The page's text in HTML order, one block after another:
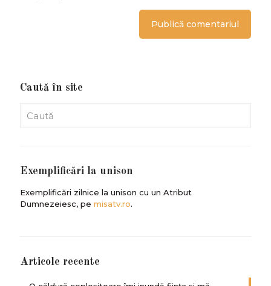
Caută în site
Exemplificări la unison
Exemplificări zilnice la unison cu un Atribut
Dumnezeiesc, pe misatv.ro.
Articole recente